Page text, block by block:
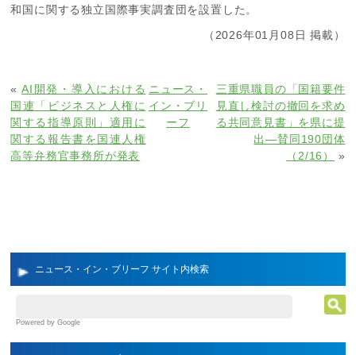
ニュース・イン・ブリーフ サイト内検索
Powered by Google
和国に関する独立国際事実調査団を設置した。
（2026年01月08日 掲載）
« AI開発・導入における
国連「ビジネスと人権に
関する指導原則」適用に
関する報告書を国連人権
高等弁務官事務所が発表
三重県職員の「国籍要件
見直し検討の撤回を求め
る共同意見書」を県に提
出―賛同190団体
（2/16）
»
ニュース・
イン・ブリ
ーフ